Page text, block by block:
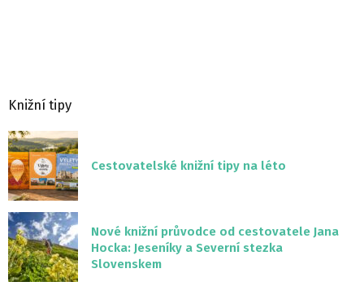
Knižní tipy
Cestovatelské knižní tipy na léto
Nové knižní průvodce od cestovatele Jana
Hocka: Jeseníky a Severní stezka
Slovenskem